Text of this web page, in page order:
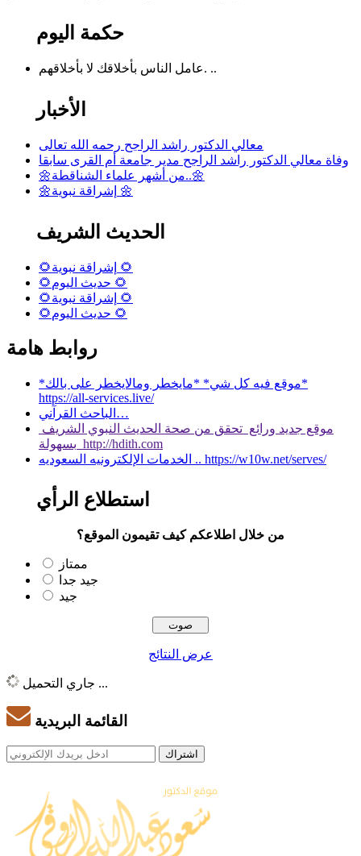
حكمة اليوم
عامل الناس بأخلاقك لا بأخلاقهم. ..
الأخبار
معالي الدكتور راشد الراجح رحمه الله تعالى
وفاة معالي الدكتور راشد الراجح مدير جامعة أم القرى سابقا
🌼من أشهر علماء الشناقطة..🌼
🌼إشراقة نبوية 🌼
الحديث الشريف
🌻إشراقة نبوية 🌻
🌻حديث اليوم 🌻
🌻إشراقة نبوية 🌻
🌻حديث اليوم 🌻
روابط هامة
*موقع فيه كل شي* *مايخطر ومالايخطر على بالك*
https://all-services.live/
الباحث القرآني…
موقع جديد ورائع تحقق من صحة الحديث النبوي الشريف
بسهولة http://hdith.com
الخدمات الإلكترونيه السعوديه .. https://w10w.net/serves/
استطلاع الرأي
من خلال اطلاعكم كيف تقيمون الموقع؟
ممتاز
جيد جدا
جيد
عرض النتائج
جاري التحميل ...
القائمة البريدية